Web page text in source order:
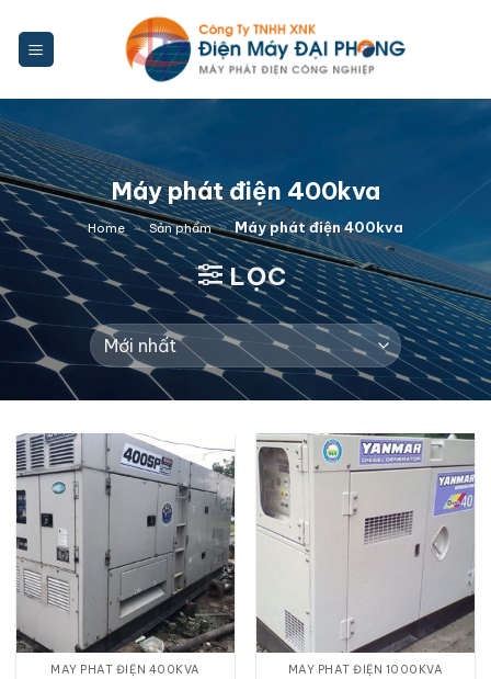
qua
nội
dung
Máy phát điện 400kva
Home » Sản phẩm » Máy phát điện 400kva
LỌC
MÁY PHÁT ĐIỆN 400KVA MÁY PHÁT ĐIỆN 1000KVA